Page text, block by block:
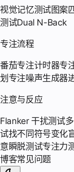
视觉记忆测试图案
测试Dual N-Back
专注流程
番茄专注计时器专
划 专注噪声生成器
注意与反应
Flanker 干扰测试
试找不同符号变化
意瞬脱测试专注力
博客常见问题